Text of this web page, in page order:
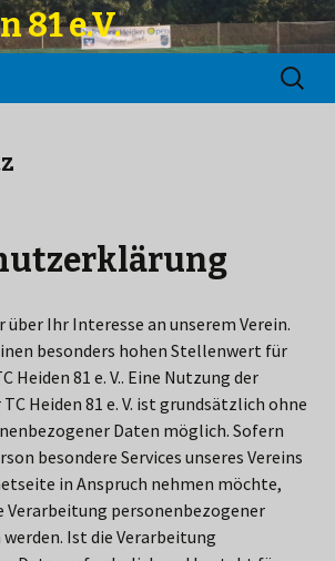
81 e.V.
Suchen
nach:
über Ihr Interesse an unserem Verein.
besonders hohen Stellenwert für
Heiden 81 e. V.. Eine Nutzung der
Heiden 81 e. V. ist grundsätzlich ohne
Daten möglich. Sofern
besondere Services unseres Vereins
in Anspruch nehmen möchte,
Verarbeitung personenbezogener
Ist die Verarbeitung